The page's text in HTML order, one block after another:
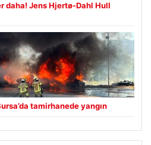
daha! Jens Hjertø-Dahl Hull
tamirhanede yangın